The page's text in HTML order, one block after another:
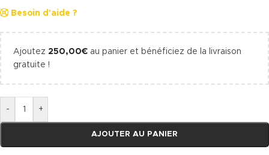
Besoin d'aide ?
Ajoutez 250,00€ au panier et bénéficiez de la livraison
gratuite !
- +
AJOUTER AU PANIER